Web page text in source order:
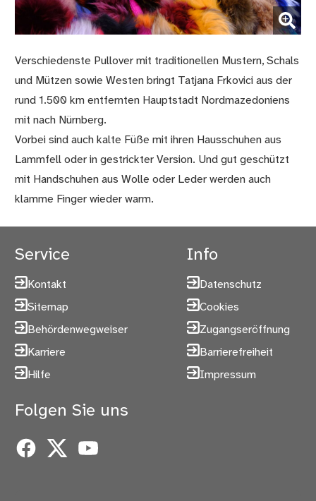
(Bild vergrößern)
Verschiedenste Pullover mit traditionellen Mustern, Schals
und Mützen sowie Westen bringt Tatjana Frkovici aus der
rund 1.500 km entfernten Hauptstadt Nordmazedoniens
mit nach Nürnberg.
Vorbei sind auch kalte Füße mit ihren Hausschuhen aus
Lammfell oder in gestrickter Version. Und gut geschützt
mit Handschuhen aus Wolle oder Leder werden auch
klamme Finger wieder warm.
Service
Kontakt
Sitemap
Behördenwegweiser
Karriere
Hilfe
Info
Datenschutz
Cookies
Zugangseröffnung
Barrierefreiheit
Impressum
Folgen Sie uns
Facebook
X YouTube